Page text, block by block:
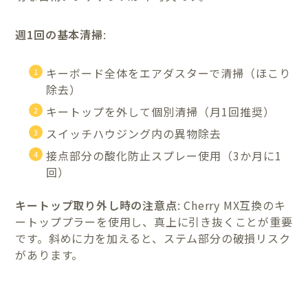
週1回の基本清掃:
キーボード全体をエアダスターで清掃（ほこり
除去）
キートップを外して個別清掃（月1回推奨）
スイッチハウジング内の異物除去
接点部分の酸化防止スプレー使用（3か月に1
回）
キートップ取り外し時の注意点: Cherry MX互換のキ
ートッププラーを使用し、真上に引き抜くことが重要
です。斜めに力を加えると、ステム部分の破損リスク
があります。